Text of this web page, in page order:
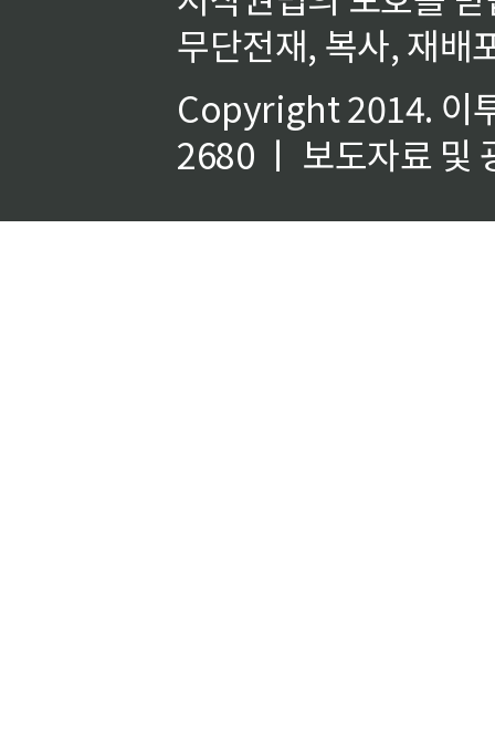
무단전재, 복사, 재배
Copyright 2014. 이
2680 ㅣ 보도자료